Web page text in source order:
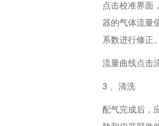
点击校准界面
器的气体流量
系数进行修正
流量曲线点击
3 、清洗
配气完成后，